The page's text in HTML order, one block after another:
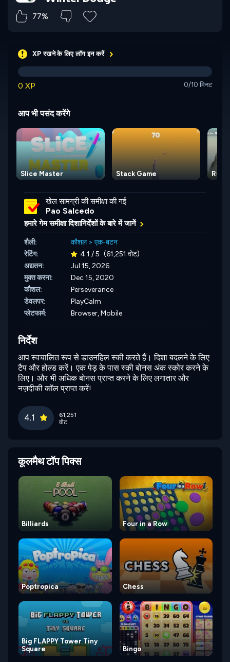
77%
XP रखने के लिए लॉग इन करें
0 XP 0/10 मिनट
आप भी पसंद करेंगे
Slice Master Stack Game
खेल सामग्री की समीक्षा की गई
Pao Salcedo
हमारे गेम समीक्षा दिशानिर्देशों के बारे में जानें
शैली: कौशल> एक-बटन
रेटिंग:
4.1 / 5 (61,251 वोट)
अद्यतन:
Jul 15, 2026
मुक्त करना:
Dec 15, 2020
कौशल:
Perseverance
डेवलपर:
PlayCalm
प्लेटफार्म:
Browser, Mobile
निर्देश
आप स्वचालित रूप से डाउनहिल स्की करते हैं। दिशा बदलने के लिए
टैप और होल्ड करें। एक पेड़ के पास स्की बोनस अंक स्कोर करने के
लिए। और भी अधिक बोनस प्राप्त करने के लिए लगातार और
नज़दीकी कॉल प्राप्त करें!
4.1
61,251
वोट
कूलमैथ टॉप पिक्स
Billiards Four in a Row
Poptropica Chess
Big FLAPPY Tower Tiny
Square
Bingo